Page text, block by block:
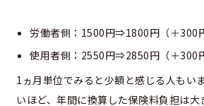
労働者側：1500円⇒1800円（＋300円
使用者側：2550円⇒2850円（＋300円
1ヵ月単位でみると少額と感じる人もい
いほど、年間に換算した保険料負担は大